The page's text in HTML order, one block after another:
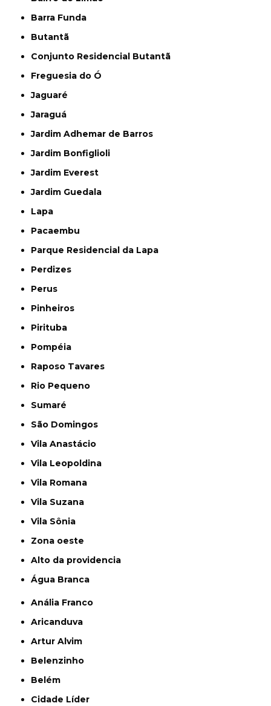
Barra Funda
Butantã
Conjunto Residencial Butantã
Freguesia do Ó
Jaguaré
Jaraguá
Jardim Adhemar de Barros
Jardim Bonfiglioli
Jardim Everest
Jardim Guedala
Lapa
Pacaembu
Parque Residencial da Lapa
Perdizes
Perus
Pinheiros
Pirituba
Pompéia
Raposo Tavares
Rio Pequeno
Sumaré
São Domingos
Vila Anastácio
Vila Leopoldina
Vila Romana
Vila Suzana
Vila Sônia
Zona oeste
alto da providencia
Água Branca
Anália Franco
Aricanduva
Artur Alvim
Belenzinho
Belém
Cidade Líder